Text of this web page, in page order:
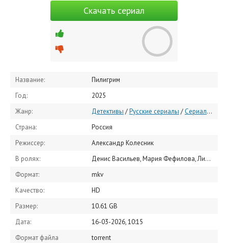
Скачать сериал
Название:
Пилигрим
Год:
2025
Жанр:
Детективы /Русские сериалы / Сериалы 2025
Страна:
Россия
Режиссер:
Александр Колесник
В ролях:
Денис Васильев, Мария Фефилова, Лидия Шевченко, Дмитрий Паламарчук, Илья Шакунов, Сергей Жарков, Роман Агеев, Александр Барановский, Антон Сиданченко, Валерий Смекалов
Формат:
mkv
Качество:
HD
Размер:
10.61 GB
Дата:
16-03-2026, 10:15
Формат файла
torrent